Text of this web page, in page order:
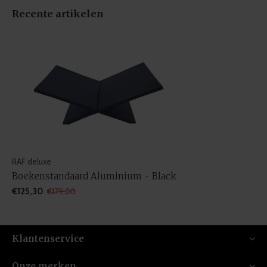
Recente artikelen
RAF deluxe
Boekenstandaard Aluminium - Black
€125,30 €179,00
Klantenservice